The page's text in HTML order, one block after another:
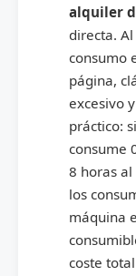
alquiler
directa.
consumo
página,
excesivo
práctico:
consume
8 horas
los
máquina
coste